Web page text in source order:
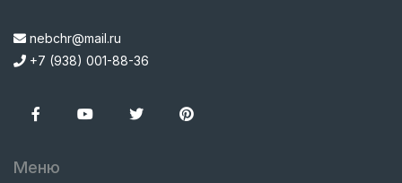
nebchr@mail.ru
+7 (938) 001-88-36
Меню